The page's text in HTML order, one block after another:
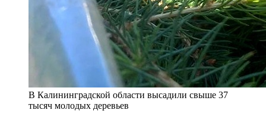
В Калининградской области высадили свыше 37
тысяч молодых деревьев